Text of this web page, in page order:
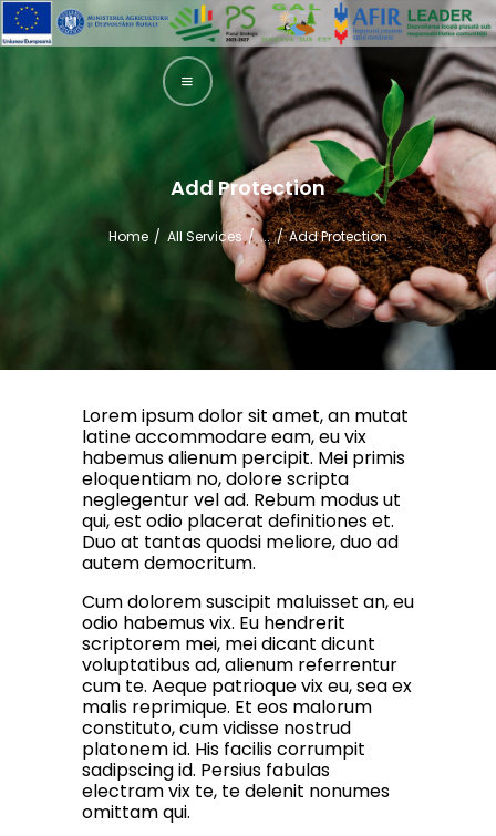
Add Protection
Home All Services ... Add Protection
GAL SUCEAVA SUD EST
Grupul de Actiune Locala Suceava Sud Est
ACASA
PREZENTARE
LEADER
INTERVENȚII
GHIDURI
FINANȚARE
TRANSPARENȚĂ
ȘTIRI
CONTACT
Lorem ipsum dolor sit amet, an mutat
latine accommodare eam, eu vix
habemus alienum percipit. Mei primis
eloquentiam no, dolore scripta
neglegentur vel ad. Rebum modus ut
qui, est odio placerat definitiones et.
Duo at tantas quodsi meliore, duo ad
autem democritum.
Cum dolorem suscipit maluisset an, eu
odio habemus vix. Eu hendrerit
scriptorem mei, mei dicant dicunt
voluptatibus ad, alienum referrentur
cum te. Aeque patrioque vix eu, sea ex
malis reprimique. Et eos malorum
constituto, cum vidisse nostrud
platonem id. His facilis corrumpit
sadipscing id. Persius fabulas
electram vix te, te delenit nonumes
omittam qui.